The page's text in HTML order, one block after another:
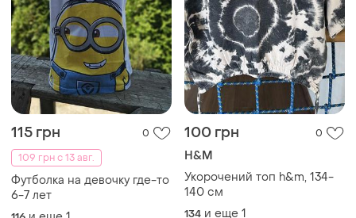
115 грн
0
109 грн с 13 авг.
Футболка на девочку где-то
6-7 лет
100 грн 0
H&M
Укорочений топ h&m, 134-
140 см
134 и еще 1